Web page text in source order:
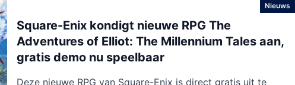
Nieuws
Square-Enix kondigt nieuwe RPG The
Adventures of Elliot: The Millennium Tales aan,
gratis demo nu speelbaar
Deze nieuwe RPG van Square-Enix is direct gratis uit te